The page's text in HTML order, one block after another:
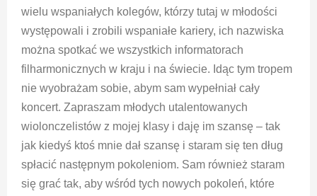
wielu wspaniałych kolegów, którzy tutaj w młodości
występowali i zrobili wspaniałe kariery, ich nazwiska
można spotkać we wszystkich informatorach
filharmonicznych w kraju i na świecie. Idąc tym tropem
nie wyobrażam sobie, abym sam wypełniał cały
koncert. Zapraszam młodych utalentowanych
wiolonczelistów z mojej klasy i daję im szansę – tak
jak kiedyś ktoś mnie dał szansę i staram się ten dług
spłacić następnym pokoleniom. Sam również staram
się grać tak, aby wśród tych nowych pokoleń, które